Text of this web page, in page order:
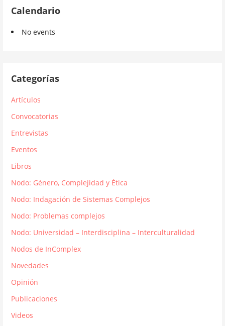
Calendario
No events
Categorías
Artículos
Convocatorias
Entrevistas
Eventos
Libros
Nodo: Género, Complejidad y Ética
Nodo: Indagación de Sistemas Complejos
Nodo: Problemas complejos
Nodo: Universidad – Interdisciplina – Interculturalidad
Nodos de InComplex
Novedades
Opinión
Publicaciones
Videos